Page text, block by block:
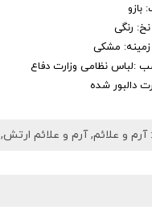
بازو
رنگی
مشکی
:لباس نظامی وزارت دفاع
دالبور شده
آرم و علائم,آرم و علائم ارتش,